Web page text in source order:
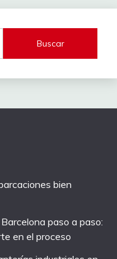
bien
paso a paso:
en el proceso